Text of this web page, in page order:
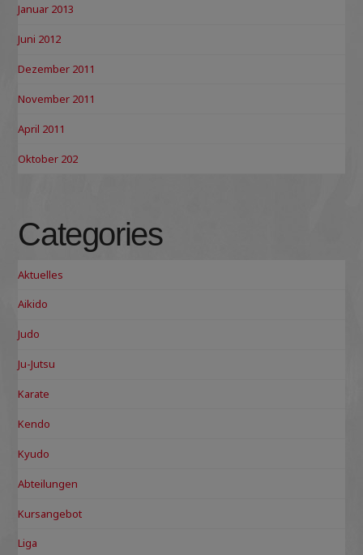
Januar 2013
Juni 2012
Dezember 2011
November 2011
April 2011
Oktober 202
Categories
Aktuelles
Aikido
Judo
Ju-Jutsu
Karate
Kendo
Kyudo
Abteilungen
Kursangebot
Liga